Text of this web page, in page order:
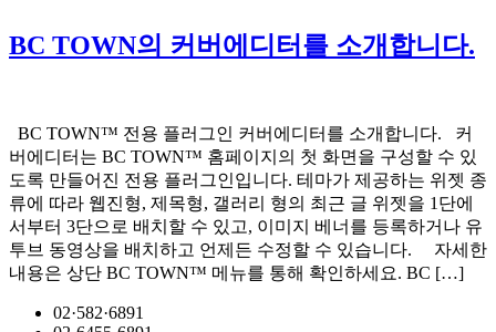
BC TOWN의 커버에디터를 소개합니다.
BC TOWN™ 전용 플러그인 커버에디터를 소개합니다. 커
버에디터는 BC TOWN™ 홈페이지의 첫 화면을 구성할 수 있
도록 만들어진 전용 플러그인입니다. 테마가 제공하는 위젯 종
류에 따라 웹진형, 제목형, 갤러리 형의 최근 글 위젯을 1단에
서부터 3단으로 배치할 수 있고, 이미지 베너를 등록하거나 유
투브 동영상을 배치하고 언제든 수정할 수 있습니다. 자세한
내용은 상단 BC TOWN™ 메뉴를 통해 확인하세요. BC […]
02·582·6891